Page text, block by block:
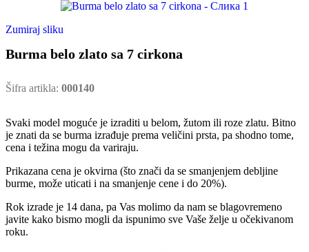
Zumiraj sliku
Burma belo zlato sa 7 cirkona
Šifra artikla: 000140
Svaki model moguće je izraditi u belom, žutom ili roze zlatu. Bitno
je znati da se burma izrađuje prema veličini prsta, pa shodno tome,
cena i težina mogu da variraju.
Prikazana cena je okvirna (što znači da se smanjenjem debljine
burme, može uticati i na smanjenje cene i do 20%).
Rok izrade je 14 dana, pa Vas molimo da nam se blagovremeno
javite kako bismo mogli da ispunimo sve Vaše želje u očekivanom
roku.